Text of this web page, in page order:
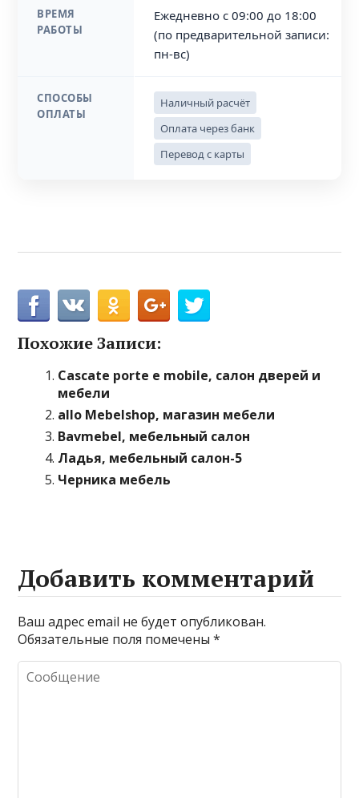
ВРЕМЯ
РАБОТЫ
Ежедневно с 09:00 до 18:00
(по предварительной записи:
пн-вс)
СПОСОБЫ
ОПЛАТЫ
Наличный расчёт
Оплата через банк
Перевод с карты
Похожие Записи:
Cascate porte e mobile, салон дверей и
мебели
allo Mebelshop, магазин мебели
Bavmebel, мебельный салон
Ладья, мебельный салон-5
Черника мебель
Добавить комментарий
Ваш адрес email не будет опубликован.
Обязательные поля помечены*